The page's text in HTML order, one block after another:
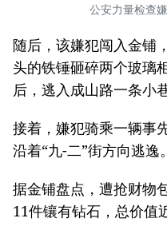
公安力量检查
随后，该嫌犯闯入金铺
头的铁锤砸碎两个玻璃
后，逃入成山路一条小巷
接着，嫌犯骑乘一辆事
沿着“九-二”街方向逃逸。
据金铺盘点，遭抢财物
11件镶有钻石，总价值